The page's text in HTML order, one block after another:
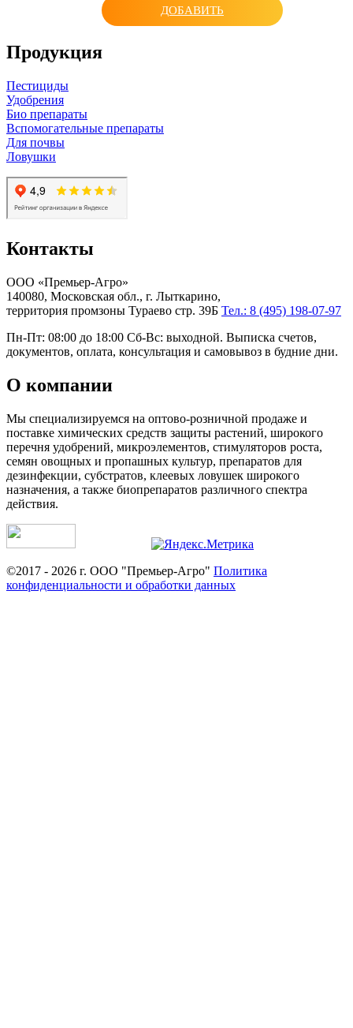
ДОБАВИТЬ
Продукция
Пестициды
Удобрения
Био препараты
Вспомогательные препараты
Для почвы
Ловушки
Контакты
ООО «Премьер-Агро»
140080, Московская обл., г. Лыткарино,
территория промзоны Тураево стр. 39Б Тел.: 8 (495) 198-07-97
Пн-Пт: 08:00 до 18:00 Сб-Вс: выходной. Выписка счетов,
документов, оплата, консультация и самовывоз в будние дни.
О компании
Мы специализируемся на оптово-розничной продаже и
поставке химических средств защиты растений, широкого
перечня удобрений, микроэлементов, стимуляторов роста,
семян овощных и пропашных культур, препаратов для
дезинфекции, субстратов, клеевых ловушек широкого
назначения, а также биопрепаратов различного спектра
действия.
©2017 - 2026 г. ООО "Премьер-Агро" Политика
конфиденциальности и обработки данных